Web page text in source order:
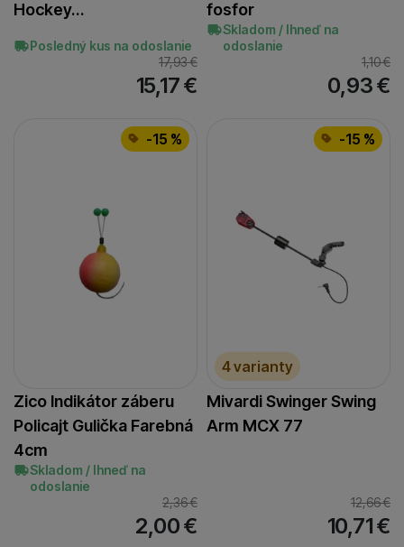
Hockey…
Posledný kus na odoslanie
17,93€
15,17€
fosfor
Skladom / Ihneď na
odoslanie
1,10€
0,93€
-15 %
Zico Indikátor záberu
Policajt Gulička Farebná
4cm
Skladom / Ihneď na
odoslanie
2,36€
2,00€
-15 %
4 varianty
Mivardi Swinger Swing
Arm MCX 77
12,66€
10,71€